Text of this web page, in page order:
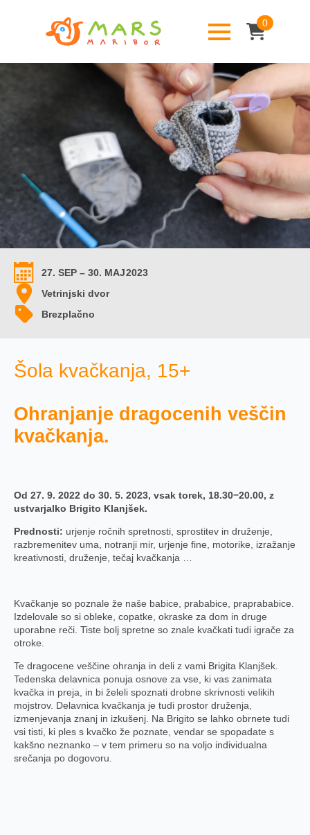
0
27. SEP – 30. MAJ2023
Vetrinjski dvor
Brezplačno
Šola kvačkanja, 15+
Ohranjanje dragocenih veščin
kvačkanja.
Od 27. 9. 2022 do 30. 5. 2023, vsak torek, 18.30−20.00, z
ustvarjalko Brigito Klanjšek.
Prednosti: urjenje ročnih spretnosti, sprostitev in druženje,
razbremenitev uma, notranji mir, urjenje fine, motorike, izražanje
kreativnosti, druženje, tečaj kvačkanja …
Kvačkanje so poznale že naše babice, prababice, praprababice.
Izdelovale so si obleke, copatke, okraske za dom in druge
uporabne reči. Tiste bolj spretne so znale kvačkati tudi igrače za
otroke.
Te dragocene veščine ohranja in deli z vami Brigita Klanjšek.
Tedenska delavnica ponuja osnove za vse, ki vas zanimata
kvačka in preja, in bi želeli spoznati drobne skrivnosti velikih
mojstrov. Delavnica kvačkanja je tudi prostor druženja,
izmenjevanja znanj in izkušenj. Na Brigito se lahko obrnete tudi
vsi tisti, ki ples s kvačko že poznate, vendar se spopadate s
kakšno neznanko – v tem primeru so na voljo individualna
srečanja po dogovoru.